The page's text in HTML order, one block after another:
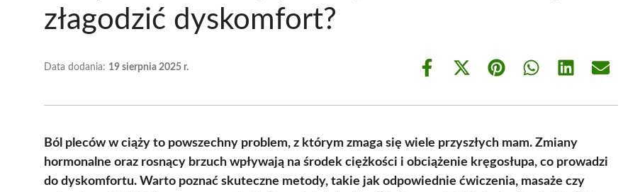
złagodzić dyskomfort?
Data dodania: 19 sierpnia 2025 r.
Share
Share
(Twitter)
Share Share Share Share
Ból pleców w ciąży to powszechny problem, z którym zmaga się wiele przyszłych mam. Zmiany
hormonalne oraz rosnący brzuch wpływają na środek ciężkości i obciążenie kręgosłupa, co prowadzi
do dyskomfortu. Warto poznać skuteczne metody, takie jak odpowiednie ćwiczenia, masaże czy